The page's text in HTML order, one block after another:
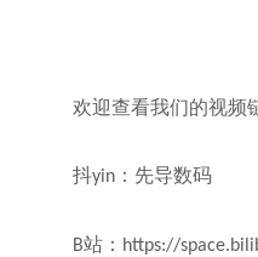
欢迎查看我们的视频
抖yin ：先导数码
B站： https://